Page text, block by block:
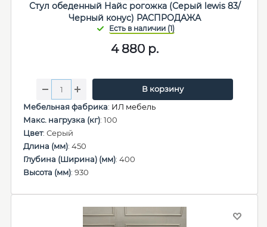
Стул обеденный Найс рогожка (Серый lewis 83/
Черный конус) РАСПРОДАЖА
4 880 р.
В корзину
Мебельная фабрика: ИЛ мебель
Макс. нагрузка (кг): 100
Цвет: Серый
Длина (мм): 450
Глубина (Ширина) (мм): 400
Высота (мм): 930